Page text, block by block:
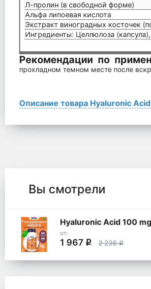
Л-пролин (в свободной форме)
Альфа липоевая кислота
Экстракт виноградных косточек
Ингредиенты: Целлюлоза
Рекомендации по
прохладном темном месте после
Описание товара Hyaluronic
Вы смотрели
Hyaluronic Acid 100 mg
от:
1 967 q 2 236q